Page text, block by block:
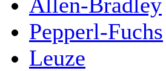
Pepperl-Fuchs
Leuze